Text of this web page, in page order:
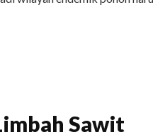
Sawit